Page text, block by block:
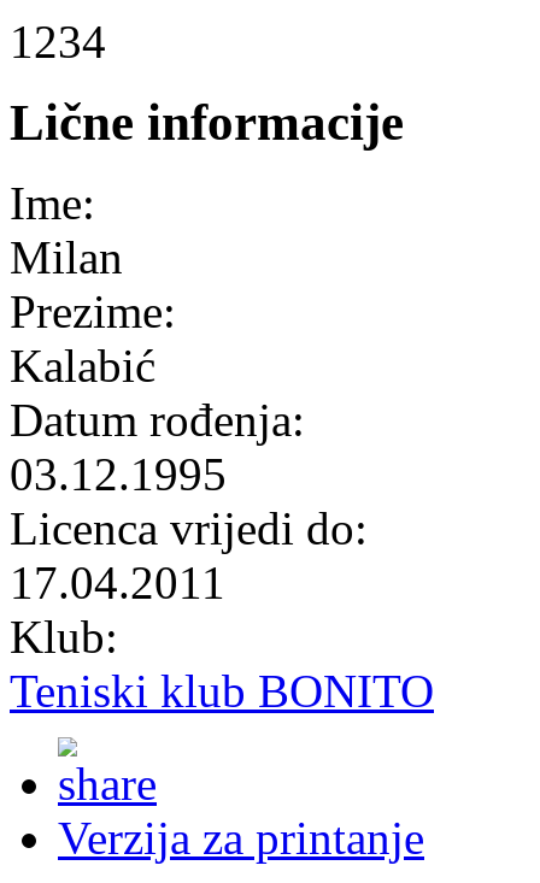
1234
Lične informacije
Ime:
Milan
Prezime:
Kalabić
Datum rođenja:
03.12.1995
Licenca vrijedi do:
17.04.2011
Klub:
Teniski klub BONITO
Verzija za printanje